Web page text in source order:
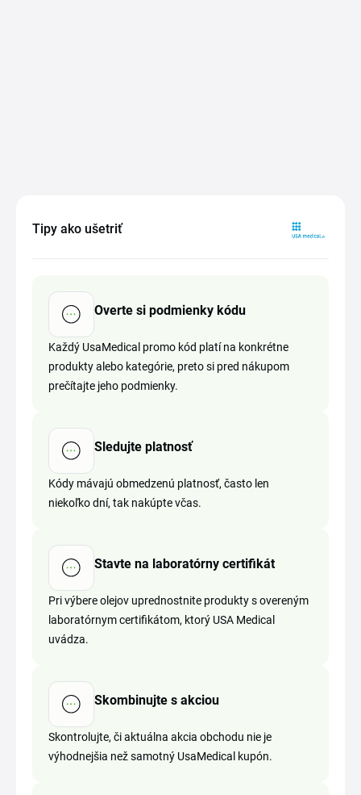
Tipy ako ušetriť
Overte si podmienky kódu
Každý UsaMedical promo kód platí na konkrétne
produkty alebo kategórie, preto si pred nákupom
prečítajte jeho podmienky.
Sledujte platnosť
Kódy mávajú obmedzenú platnosť, často len
niekoľko dní, tak nakúpte včas.
Stavte na laboratórny certifikát
Pri výbere olejov uprednostnite produkty s overeným
laboratórnym certifikátom, ktorý USA Medical
uvádza.
Skombinujte s akciou
Skontrolujte, či aktuálna akcia obchodu nie je
výhodnejšia než samotný UsaMedical kupón.